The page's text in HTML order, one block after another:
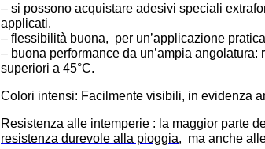
– si possono acquistare adesivi speciali
applicati.
– flessibilità buona, per un’applicazione
– buona performance da un’ampia
superiori a 45°C.
Colori intensi: Facilmente visibili, in evidenza
Resistenza alle intemperie : la maggior parte
resistenza durevole alla pioggia, ma anche